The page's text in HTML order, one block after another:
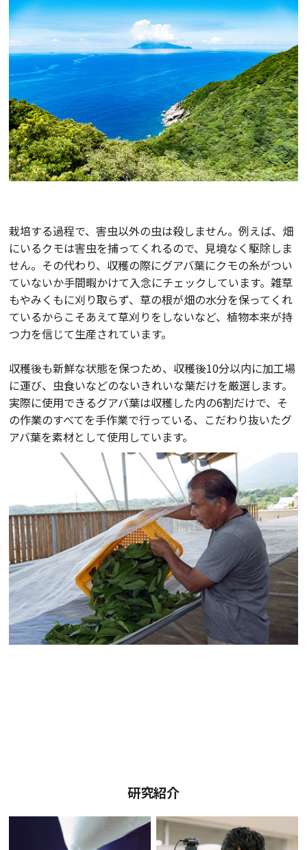
栽培する過程で、害虫以外の虫は殺しません。例えば、畑
にいるクモは害虫を捕ってくれるので、見境なく駆除しま
せん。その代わり、収穫の際にグアバ葉にクモの糸がつい
ていないか手間暇かけて入念にチェックしています。雑草
もやみくもに刈り取らず、草の根が畑の水分を保ってくれ
ているからこそあえて草刈りをしないなど、植物本来が持
つ力を信じて生産されています。
収穫後も新鮮な状態を保つため、収穫後10分以内に加工場
に運び、虫食いなどのないきれいな葉だけを厳選します。
実際に使用できるグアバ葉は収穫した内の6割だけで、そ
の作業のすべてを手作業で行っている、こだわり抜いたグ
アバ葉を素材として使用しています。
研究紹介